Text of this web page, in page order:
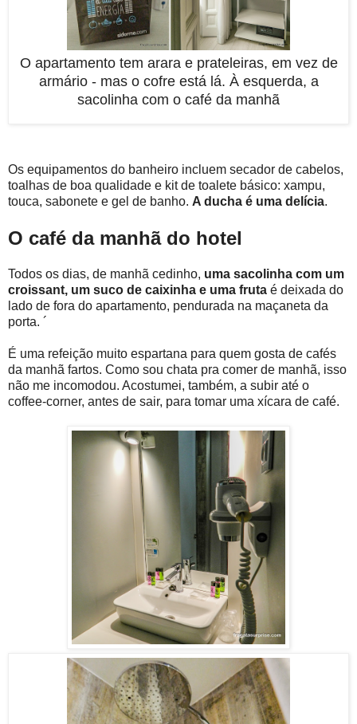
O apartamento tem arara e prateleiras, em vez de
armário - mas o cofre está lá. À esquerda, a
sacolinha com o café da manhã
Os equipamentos do banheiro incluem secador de cabelos,
toalhas de boa qualidade e kit de toalete básico: xampu,
touca, sabonete e gel de banho. A ducha é uma delícia.
O café da manhã do hotel
Todos os dias, de manhã cedinho, uma sacolinha com um
croissant, um suco de caixinha e uma fruta é deixada do
lado de fora do apartamento, pendurada na maçaneta da
porta. ´
É uma refeição muito espartana para quem gosta de cafés
da manhã fartos. Como sou chata pra comer de manhã, isso
não me incomodou. Acostumei, também, a subir até o
coffee-corner, antes de sair, para tomar uma xícara de café.